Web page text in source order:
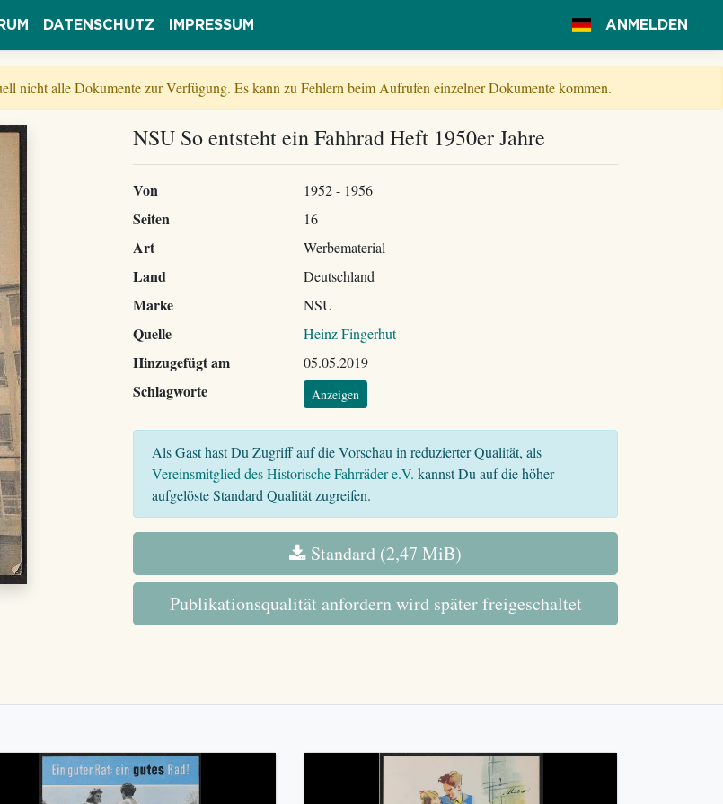
DATENSCHUTZ IMPRESSUM ANMELDEN
nicht alle Dokumente zur Verfügung. Es kann zu Fehlern beim Aufrufen einzelner Dokumente kommen.
NSU So entsteht ein Fahhrad Heft 1950er Jahre
Von 1952 - 1956
Seiten 16
Art Werbematerial
Land Deutschland
Marke NSU
Quelle Heinz Fingerhut
Hinzugefügt am 05.05.2019
Schlagworte Anzeigen
Als Gast hast Du Zugriff auf die Vorschau in reduzierter Qualität, als
Vereinsmitglied des Historische Fahrräder e.V. kannst Du auf die höher
aufgelöste Standard Qualität zugreifen.
Standard (2,47 MiB)
Publikationsqualität anfordern wird später freigeschaltet